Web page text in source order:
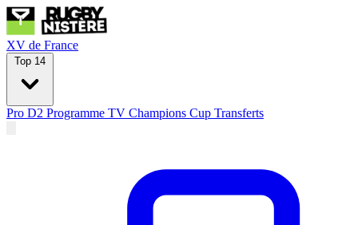
XV de France
Top 14
Pro D2 Programme TV Champions Cup Transferts